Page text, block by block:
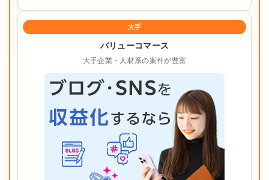
大手
バリューコマース
大手企業・人材系の案件が豊富